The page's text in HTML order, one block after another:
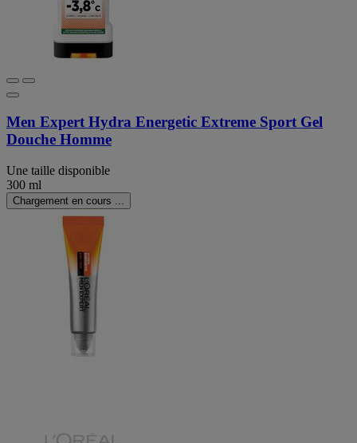
Men Expert Hydra Energetic Extreme Sport Gel
Douche Homme
Une taille disponible
300 ml
Chargement en cours ...